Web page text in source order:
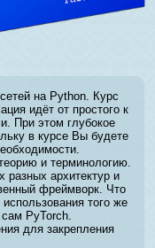
на Python. Курс
идёт от простого к
При этом глубокое
в курсе Вы будете
и терминологию.
разных архитектур и
фреймворк. Что
того же
PyTorch.
для закрепления